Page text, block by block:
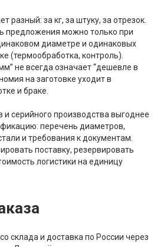
разный: за кг, за штуку, за отрезок.
предложения можно только при
диаметре и одинаковых
(термообработка, контроль).
не всегда означает “дешевле в
на заготовке уходит в
и браке.
серийного производства выгоднее
перечень диаметров,
и требования к документам.
поставку, резервировать
логистики на единицу
склада и доставка по России через